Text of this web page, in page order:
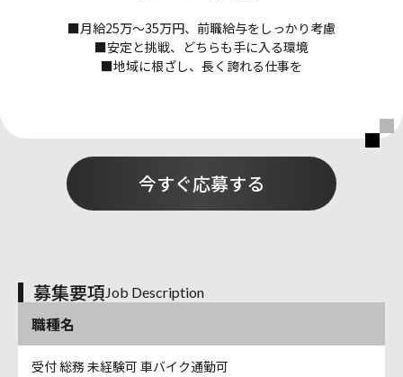
■月給25万〜35万円、前職給与をしっかり考慮
■安定と挑戦、どちらも手に入る環境
■地域に根ざし、長く誇れる仕事を
今すぐ応募する
募集要項Job Description
職種名
受付 総務 未経験可 車バイク通勤可